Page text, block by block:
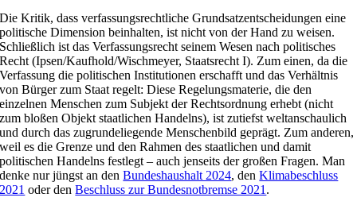
Die Kritik, dass verfassungsrechtliche Grundsatzentscheidungen eine
politische Dimension beinhalten, ist nicht von der Hand zu weisen.
Schließlich ist das Verfassungsrecht seinem Wesen nach politisches
Recht (Ipsen/Kaufhold/Wischmeyer, Staatsrecht I). Zum einen, da die
Verfassung die politischen Institutionen erschafft und das Verhältnis
von Bürger zum Staat regelt: Diese Regelungsmaterie, die den
einzelnen Menschen zum Subjekt der Rechtsordnung erhebt (nicht
zum bloßen Objekt staatlichen Handelns), ist zutiefst weltanschaulich
und durch das zugrundeliegende Menschenbild geprägt. Zum anderen,
weil es die Grenze und den Rahmen des staatlichen und damit
politischen Handelns festlegt – auch jenseits der großen Fragen. Man
denke nur jüngst an denBundeshaushalt 2024, denKlimabeschluss
2021 oder denBeschluss zur Bundesnotbremse 2021 .